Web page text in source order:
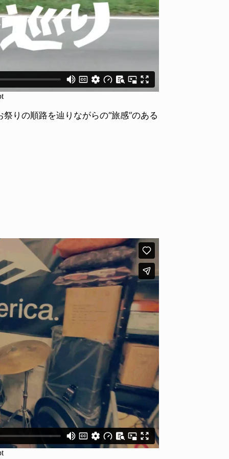
りの順路を辿りながらの“旅感”のある